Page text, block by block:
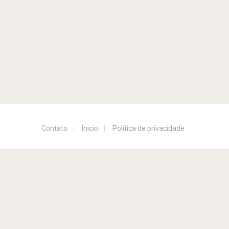
Contato Inicio Política de privacidade